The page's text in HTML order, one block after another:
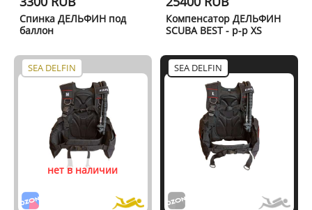
Спинка ДЕЛЬФИН под
баллон
Компенсатор ДЕЛЬФИН
SCUBA BEST - р-р XS
SEA DELFIN
нет в наличии
SEA DELFIN